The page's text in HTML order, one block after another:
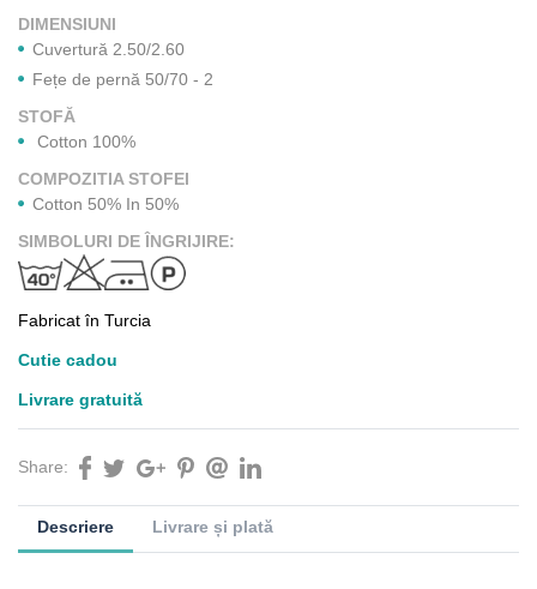
DIMENSIUNI
Cuvertură 2.50/2.60
Fețe de pernă 50/70 - 2
STOFĂ
Cotton 100%
COMPOZITIA STOFEI
Cotton 50% In 50%
SIMBOLURI DE ÎNGRIJIRE:
Fabricat în Turcia
Cutie cadou
Livrare gratuită
Share:
Descriere Livrare și plată